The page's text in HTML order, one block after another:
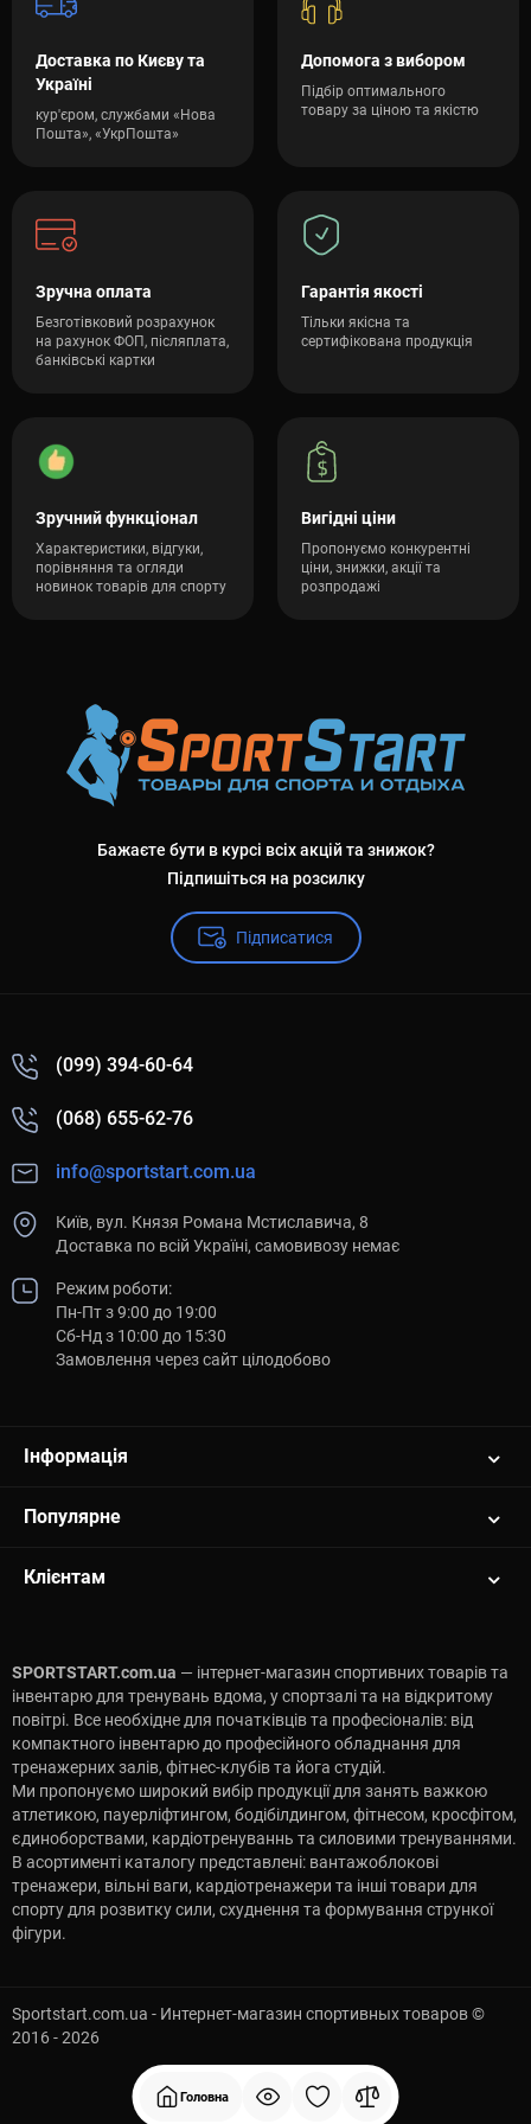
Головна
Доставка по Києву та
Україні
кур'єром, службами «Нова
Пошта», «УкрПошта»
Допомога з вибором
Підбір оптимального
товару за ціною та якістю
Зручна оплата
Безготівковий розрахунок
на рахунок ФОП, післяплата,
банківські картки
Гарантія якості
Тільки якісна та
сертифікована продукція
Зручний функціонал
Характеристики, відгуки,
порівняння та огляди
новинок товарів для спорту
Вигідні ціни
Пропонуємо конкурентні
ціни, знижки, акції та
розпродажі
Бажаєте бути в курсі всіх акцій та знижок?
Підпишіться на розсилку
Підписатися
(099) 394-60-64
(068) 655-62-76
info@sportstart.com.ua
Київ, вул. Князя Романа Мстиславича, 8
Доставка по всій Україні, самовивозу немає
Режим роботи:
Пн-Пт з 9:00 до 19:00
Сб-Нд з 10:00 до 15:30
Замовлення через сайт цілодобово
Інформація
Популярне
Клієнтам
SPORTSTART.com.ua — інтернет-магазин спортивних товарів та
інвентарю для тренувань вдома, у спортзалі та на відкритому
повітрі. Все необхідне для початківців та професіоналів: від
компактного інвентарю до професійного обладнання для
тренажерних залів, фітнес-клубів та йога студій.
Ми пропонуємо широкий вибір продукції для занять важкою
атлетикою, пауерліфтингом, бодібілдингом, фітнесом, кросфітом,
єдиноборствами, кардіотренуваннь та силовими тренуваннями.
В асортименті каталогу представлені: вантажоблокові
тренажери, вільні ваги, кардіотренажери та інші товари для
спорту для розвитку сили, схуднення та формування стрункої
фігури.
Sportstart.com.ua - Интернет-магазин спортивных товаров ©
2016 - 2026